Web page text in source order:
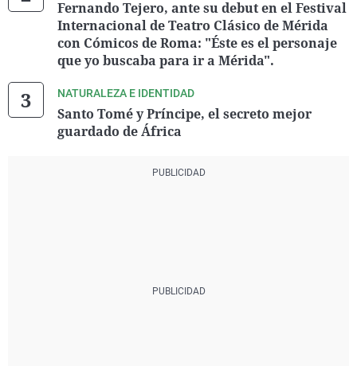
Fernando Tejero, ante su debut en el Festival
Internacional de Teatro Clásico de Mérida
con Cómicos de Roma: "Éste es el personaje
que yo buscaba para ir a Mérida".
NATURALEZA E IDENTIDAD
Santo Tomé y Príncipe, el secreto mejor
guardado de África